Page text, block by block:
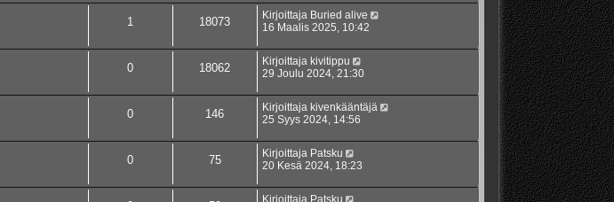
1 18073 Kirjoittaja Buried alive
16 Maalis 2025, 10:42
0 18062 Kirjoittaja kivitippu
29 Joulu 2024, 21:30
0 146 Kirjoittaja kivenkääntäjä
25 Syys 2024, 14:56
0 75 Kirjoittaja Patsku
20 Kesä 2024, 18:23